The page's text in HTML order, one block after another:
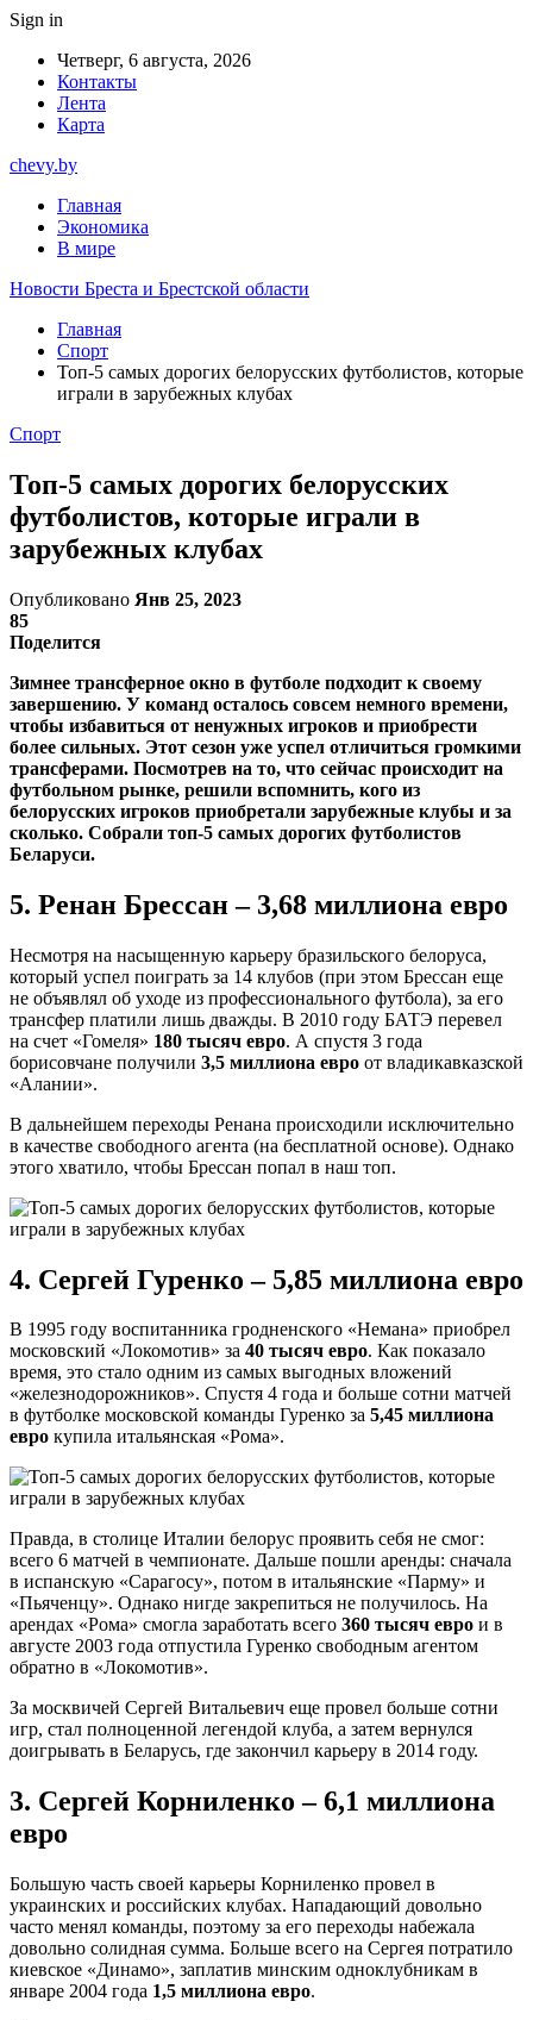
Sign in
Четверг, 6 августа, 2026
Контакты
Лента
Карта
chevy.by
Главная
Экономика
В мире
Новости Бреста и Брестской области
Главная
Спорт
​Топ-5 самых дорогих белорусских футболистов, которые
играли в зарубежных клубах
Спорт
​Топ-5 самых дорогих белорусских
футболистов, которые играли в
зарубежных клубах
Опубликовано Янв 25, 2023
85
Поделится
Зимнее трансферное окно в футболе подходит к своему
завершению. У команд осталось совсем немного времени,
чтобы избавиться от ненужных игроков и приобрести
более сильных. Этот сезон уже успел отличиться громкими
трансферами. Посмотрев на то, что сейчас происходит на
футбольном рынке, решили вспомнить, кого из
белорусских игроков приобретали зарубежные клубы и за
сколько. Собрали топ-5 самых дорогих футболистов
Беларуси.
5. Ренан Брессан – 3,68 миллиона евро
Несмотря на насыщенную карьеру бразильского белоруса,
который успел поиграть за 14 клубов (при этом Брессан еще
не объявлял об уходе из профессионального футбола), за его
трансфер платили лишь дважды. В 2010 году БАТЭ перевел
на счет «Гомеля» 180 тысяч евро. А спустя 3 года
борисовчане получили 3,5 миллиона евро от владикавказской
«Алании».
В дальнейшем переходы Ренана происходили исключительно
в качестве свободного агента (на бесплатной основе). Однако
этого хватило, чтобы Брессан попал в наш топ.
4. Сергей Гуренко – 5,85 миллиона евро
В 1995 году воспитанника гродненского «Немана» приобрел
московский «Локомотив» за 40 тысяч евро. Как показало
время, это стало одним из самых выгодных вложений
«железнодорожников». Спустя 4 года и больше сотни матчей
в футболке московской команды Гуренко за 5,45 миллиона
евро купила итальянская «Рома».
Правда, в столице Италии белорус проявить себя не смог:
всего 6 матчей в чемпионате. Дальше пошли аренды: сначала
в испанскую «Сарагосу», потом в итальянские «Парму» и
«Пьяченцу». Однако нигде закрепиться не получилось. На
арендах «Рома» смогла заработать всего 360 тысяч евро и в
августе 2003 года отпустила Гуренко свободным агентом
обратно в «Локомотив».
За москвичей Сергей Витальевич еще провел больше сотни
игр, стал полноценной легендой клуба, а затем вернулся
доигрывать в Беларусь, где закончил карьеру в 2014 году.
3. Сергей Корниленко – 6,1 миллиона
евро
Большую часть своей карьеры Корниленко провел в
украинских и российских клубах. Нападающий довольно
часто менял команды, поэтому за его переходы набежала
довольно солидная сумма. Больше всего на Сергея потратило
киевское «Динамо», заплатив минским одноклубникам в
январе 2004 года 1,5 миллиона евро.